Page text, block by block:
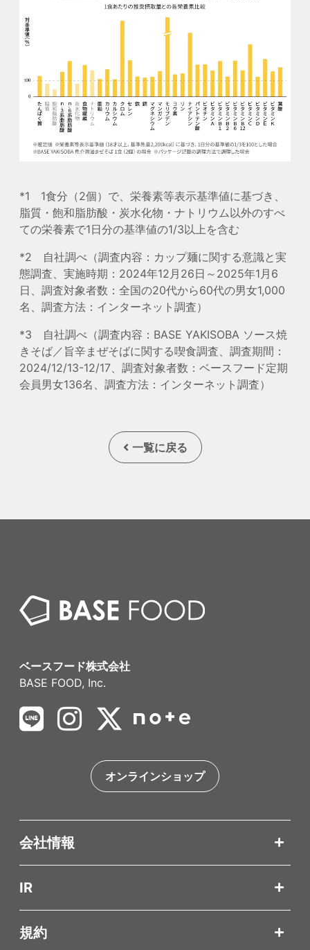
*1 1食分（2個）で、栄養素等表示基準値に基づき、
脂質・飽和脂肪酸・炭水化物・ナトリウム以外のすべ
ての栄養素で1日分の基準値の1/3以上を含む
*2 自社調べ（調査内容：カップ麺に関する意識と実
態調査、実施時期：2024年12月26日～2025年1月6
日、調査対象者数：全国の20代から60代の男女1,000
名、調査方法：インターネット調査）
*3 自社調べ（調査内容：BASE YAKISOBA ソース焼
きそば／旨辛まぜそばに関する喫食調査、調査期間：
2024/12/13-12/17、調査対象者数：ベースフード定期
会員男女136名、調査方法：インターネット調査）
一覧に戻る
ベースフード株式会社
BASE FOOD, Inc.
オンラインショップ
会社情報
IR
規約